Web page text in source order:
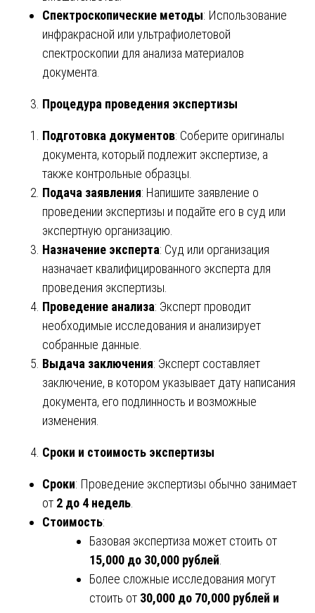
Спектроскопические методы: Использование
инфракрасной или ультрафиолетовой
спектроскопии для анализа материалов
документа.
Процедура проведения экспертизы
Подготовка документов: Соберите оригиналы
документа, который подлежит экспертизе, а
также контрольные образцы.
Подача заявления: Напишите заявление о
проведении экспертизы и подайте его в суд или
экспертную организацию.
Назначение эксперта: Суд или организация
назначает квалифицированного эксперта для
проведения экспертизы.
Проведение анализа: Эксперт проводит
необходимые исследования и анализирует
собранные данные.
Выдача заключения: Эксперт составляет
заключение, в котором указывает дату написания
документа, его подлинность и возможные
изменения.
Сроки и стоимость экспертизы
Сроки: Проведение экспертизы обычно занимает
от 2 до 4 недель
Стоимость:
Базовая экспертиза может стоить от
15,000 до 30,000 рублей
Более сложные исследования могут
стоить от 30,000 до 70,000 рублей и